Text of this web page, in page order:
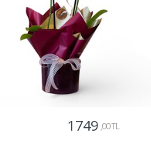
1749 ,00 TL